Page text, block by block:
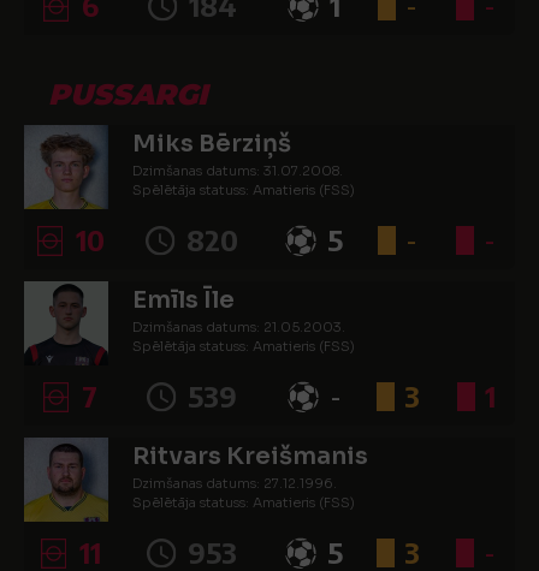
PUSSARGI
Miks Bērziņš
Dzimšanas datums: 31.07.2008.
Spēlētāja statuss: Amatieris (FSS)
10 820 5 - -
Emīls Īle
Dzimšanas datums: 21.05.2003.
Spēlētāja statuss: Amatieris (FSS)
7 539 - 3 1
Ritvars Kreišmanis
Dzimšanas datums: 27.12.1996.
Spēlētāja statuss: Amatieris (FSS)
11 953 5 3 -